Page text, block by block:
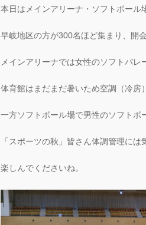
本日はメインアリーナ・ソフトボール
早岐地区の方が300名ほど集まり、開
メインアリーナでは女性のソフトバレ
体育館はまだまだ暑いため空調（冷房
一方ソフトボール場で男性のソフトボ
「スポーツの秋」皆さん体調管理に
楽しんでくださいね。